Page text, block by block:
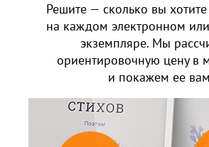
Решите — сколько вы хотите
на каждом электронном
экземпляре. Мы
ориентировочную цену в
и покажем ее вам